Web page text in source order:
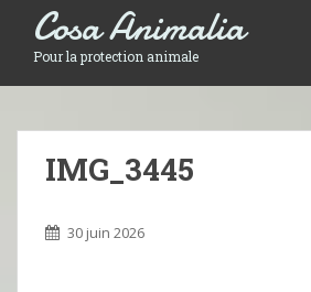
Cosa Animalia
Pour la protection animale
IMG_3445
30 juin 2026